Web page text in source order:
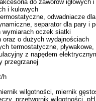
do zaworów igłowych
i kulowych
odwadniacze
separator dla pary i
wymiarach oczek siatki
oraz o dużych wydajnościach
termostatyczne,
z napędem
przegrzanej
h
wilgotności, miernik
przetwornik wilgotności,